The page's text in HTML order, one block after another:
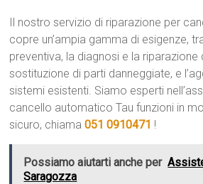
Il nostro servizio di riparazione per
copre un’ampia gamma di esigenze,
preventiva, la diagnosi e la riparazione
sostituzione di parti danneggiate, e
sistemi esistenti. Siamo esperti
cancello automatico Tau funzioni in
sicuro, chiama051 0910471 !
Possiamo aiutarti anche per
Saragozza